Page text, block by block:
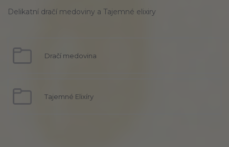
Delikatní dračí medoviny a Tajemné elixiry
Dračí medovina
Tajemné Elixíry